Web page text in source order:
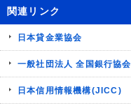
関連リンク
日本貸金業協会
一般社団法人 全国銀行協会
日本信用情報機構(JICC)